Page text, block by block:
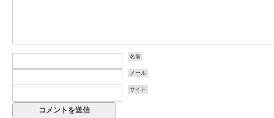
名前
メール
サイト